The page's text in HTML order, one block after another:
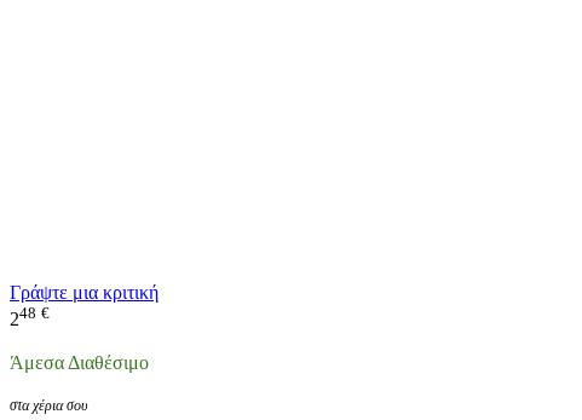
Γράψτε μια κριτική
248 €
Άμεσα Διαθέσιμο
στα χέρια σου